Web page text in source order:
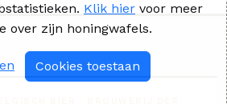
Klik hier voor meer
over zijn honingwafels.
Cookies toestaan